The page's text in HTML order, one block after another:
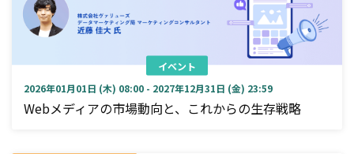
イベント
2026年01月01日 (木) 08:00 - 2027年12月31日 (金) 23:59
Webメディアの市場動向と、これからの生存戦略